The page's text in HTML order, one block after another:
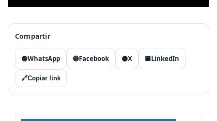
Compartir
🟢WhatsApp 🔵Facebook ⚫X 🟦LinkedIn
🔗Copiar link